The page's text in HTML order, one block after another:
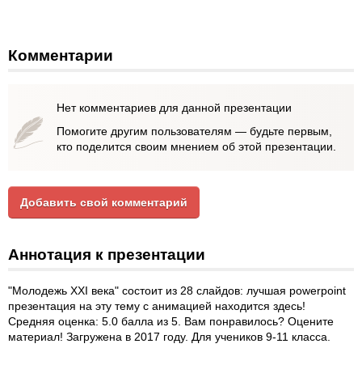
Комментарии
Нет комментариев для данной презентации
Помогите другим пользователям — будьте первым,
кто поделится своим мнением об этой презентации.
Добавить свой комментарий
Аннотация к презентации
"Молодежь XXI века" состоит из 28 слайдов: лучшая powerpoint
презентация на эту тему с анимацией находится здесь!
Средняя оценка: 5.0 балла из 5. Вам понравилось? Оцените
материал! Загружена в 2017 году. Для учеников 9-11 класса.